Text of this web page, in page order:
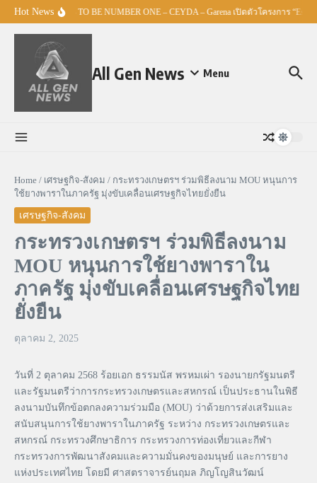
Skip to content
Hot News ศธ. – TO BE NUMBER ONE – CEYDA – Garena เปิดตัวโครงการ
All Gen News Menu
Home / เศรษฐกิจ-สังคม / กระทรวงเกษตรฯ ร่วมพิธีลงนาม MOU หนุนการ
ใช้ยางพาราในภาครัฐ มุ่งขับเคลื่อนเศรษฐกิจไทยยั่งยืน
เศรษฐกิจ-สังคม
กระทรวงเกษตรฯ ร่วมพิธีลงนาม
MOU หนุนการใช้ยางพาราใน
ภาครัฐ มุ่งขับเคลื่อนเศรษฐกิจไทย
ยั่งยืน
ตุลาคม 2, 2025
วันที่ 2 ตุลาคม 2568 ร้อยเอก ธรรมนัส พรหมเผ่า รองนายกรัฐมนตรี
และรัฐมนตรีว่าการกระทรวงเกษตรและสหกรณ์ เป็นประธานในพิธี
ลงนามบันทึกข้อตกลงความร่วมมือ (MOU) ว่าด้วยการส่งเสริมและ
สนับสนุนการใช้ยางพาราในภาครัฐ ระหว่าง กระทรวงเกษตรและ
สหกรณ์ กระทรวงศึกษาธิการ กระทรวงการท่องเที่ยวและกีฬา
กระทรวงการพัฒนาสังคมและความมั่นคงของมนุษย์ และการยาง
แห่งประเทศไทย โดยมี ศาสตราจารย์นฤมล ภิญโญสินวัฒน์